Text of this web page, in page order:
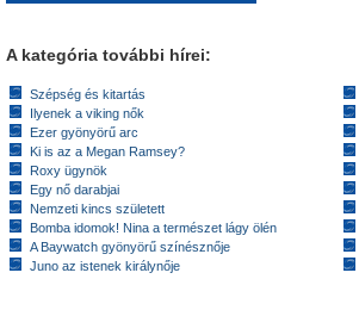
A kategória további hírei:
Szépség és kitartás
Ilyenek a viking nők
Ezer gyönyörű arc
Ki is az a Megan Ramsey?
Roxy ügynök
Egy nő darabjai
Nemzeti kincs született
Bomba idomok! Nina a természet lágy ölén
A Baywatch gyönyörű színésznője
Juno az istenek királynője